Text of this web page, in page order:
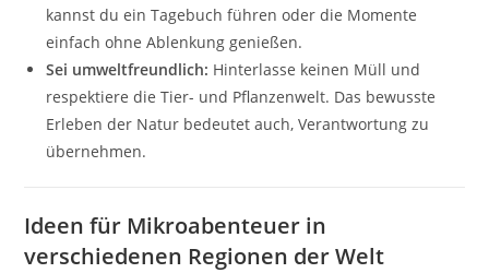
kannst du ein Tagebuch führen oder die Momente
einfach ohne Ablenkung genießen.
Sei umweltfreundlich: Hinterlasse keinen Müll und
respektiere die Tier- und Pflanzenwelt. Das bewusste
Erleben der Natur bedeutet auch, Verantwortung zu
übernehmen.
Ideen für Mikroabenteuer in
verschiedenen Regionen der Welt